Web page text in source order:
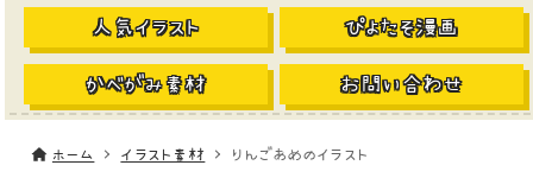
人気イラスト ぴよたそ漫画
かべがみ素材 お問い合わせ
ホーム イラスト素材 りんごあめのイラスト